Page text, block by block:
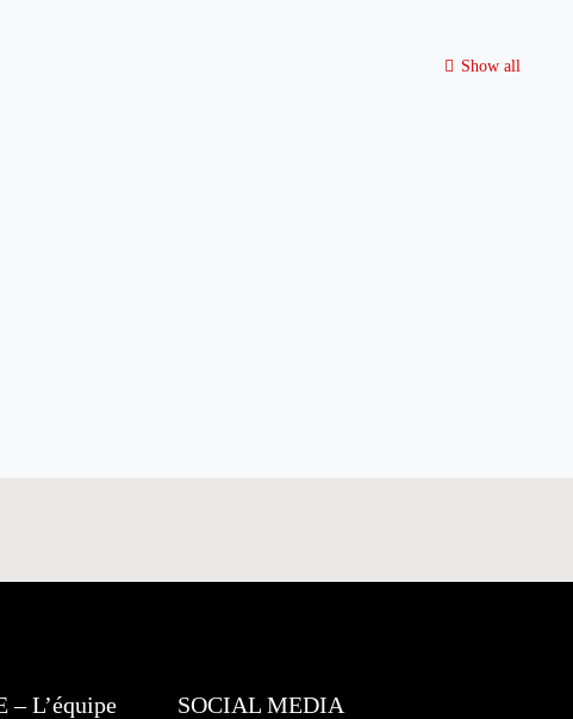
Show all
– L’équipe SOCIAL MEDIA